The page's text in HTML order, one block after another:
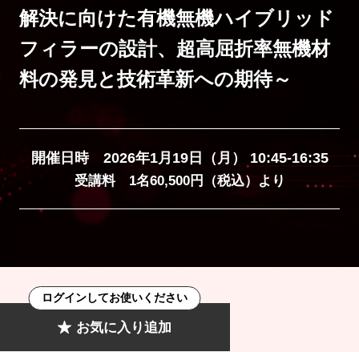
解決に向けた有機無機ハイブリッド
フィラーの設計、超高屈折率無機材
料の発見と技術革新への期待～
開催日時 2026年1月19日（月） 10:45-16:35
受講料 1名60,500円（税込）より
お気に入り追加
ログインしてお使いください